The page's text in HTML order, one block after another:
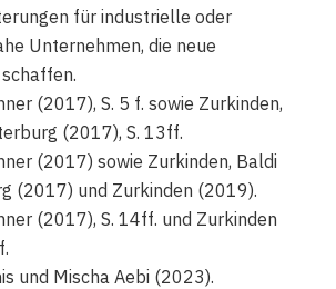
für industrielle oder
Unternehmen, die neue
(2017), S. 5 f. sowie Zurkinden,
(2017), S. 13ff.
(2017) sowie Zurkinden, Baldi
(2017) und Zurkinden (2019).
(2017), S. 14ff. und Zurkinden
und Mischa Aebi (2023).